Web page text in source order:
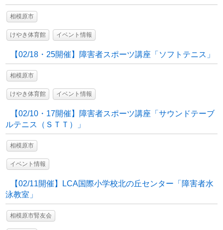
相模原市
けやき体育館 イベント情報
【02/18・25開催】障害者スポーツ講座「ソフトテニス」
相模原市
けやき体育館 イベント情報
【02/10・17開催】障害者スポーツ講座「サウンドテーブ
ルテニス（ＳＴＴ）」
相模原市
イベント情報
【02/11開催】LCA国際小学校北の丘センター「障害者水
泳教室」
相模原市腎友会